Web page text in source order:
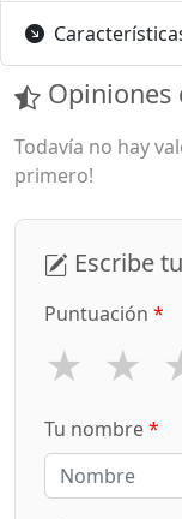
Opiniones
Todavía no hay
primero!
Escribe
Puntuación *
★ ★
Tu nombre*